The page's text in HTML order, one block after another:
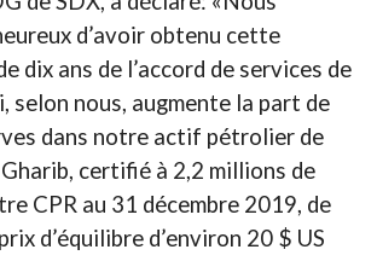
d’avoir obtenu cette
dix ans de l’accord de services de
selon nous, augmente la part de
dans notre actif pétrolier de
certifié à 2,2 millions de
CPR au 31 décembre 2019, de
d’équilibre d’environ 20 $ US